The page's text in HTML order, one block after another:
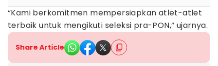
“Kami berkomitmen mempersiapkan atlet-atlet
terbaik untuk mengikuti seleksi pra-PON,” ujarnya.
Share Article